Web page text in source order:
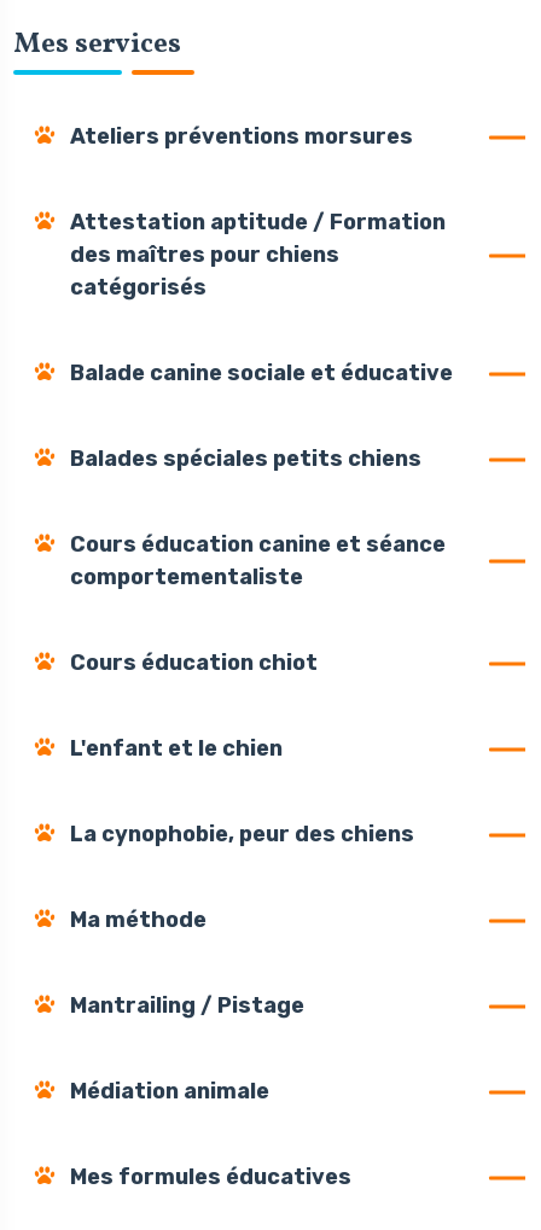
Mes services
Ateliers préventions morsures
Attestation aptitude / Formation
des maîtres pour chiens
catégorisés
Balade canine sociale et éducative
Balades spéciales petits chiens
Cours éducation canine et séance
comportementaliste
Cours éducation chiot
L'enfant et le chien
La cynophobie, peur des chiens
Ma méthode
Mantrailing / Pistage
Médiation animale
Mes formules éducatives